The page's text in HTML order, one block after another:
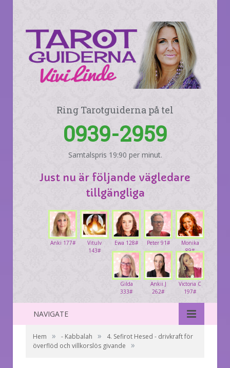
Ring Tarotguiderna på tel
0939-2959
Samtalspris 19:90 per minut.
Just nu är följande vägledare
tillgängliga
Monika
89#
Peter 91#
Ewa 128#
Vitulv
143#
Anki 177#
Victoria C
197#
Ankii.J
262#
Gilda
333#
NAVIGATE
Hem » - Kabbalah »
4. Sefirot Hesed - drivkraft för
överflöd och villkorslös givande
»